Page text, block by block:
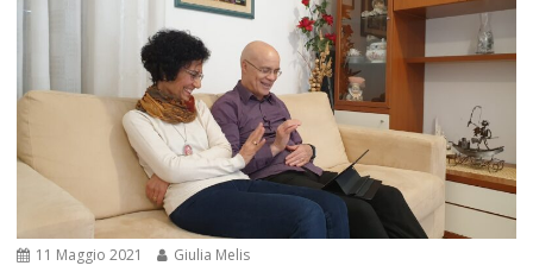
11 Maggio 2021 Giulia Melis